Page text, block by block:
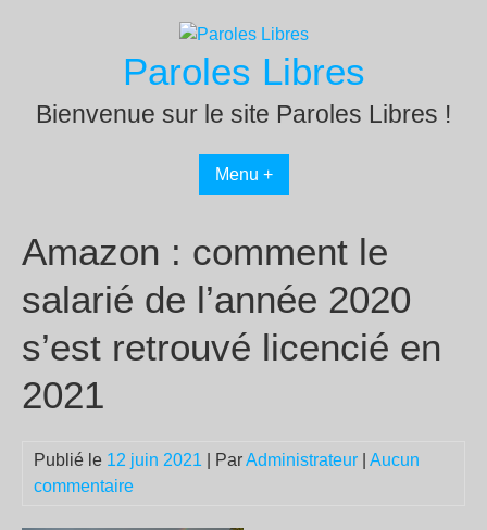
Paroles Libres
Bienvenue sur le site Paroles Libres !
Menu +
Amazon : comment le
salarié de l’année 2020
s’est retrouvé licencié en
2021
Publié le 12 juin 2021 | ParAdministrateur
Aucun
commentaire